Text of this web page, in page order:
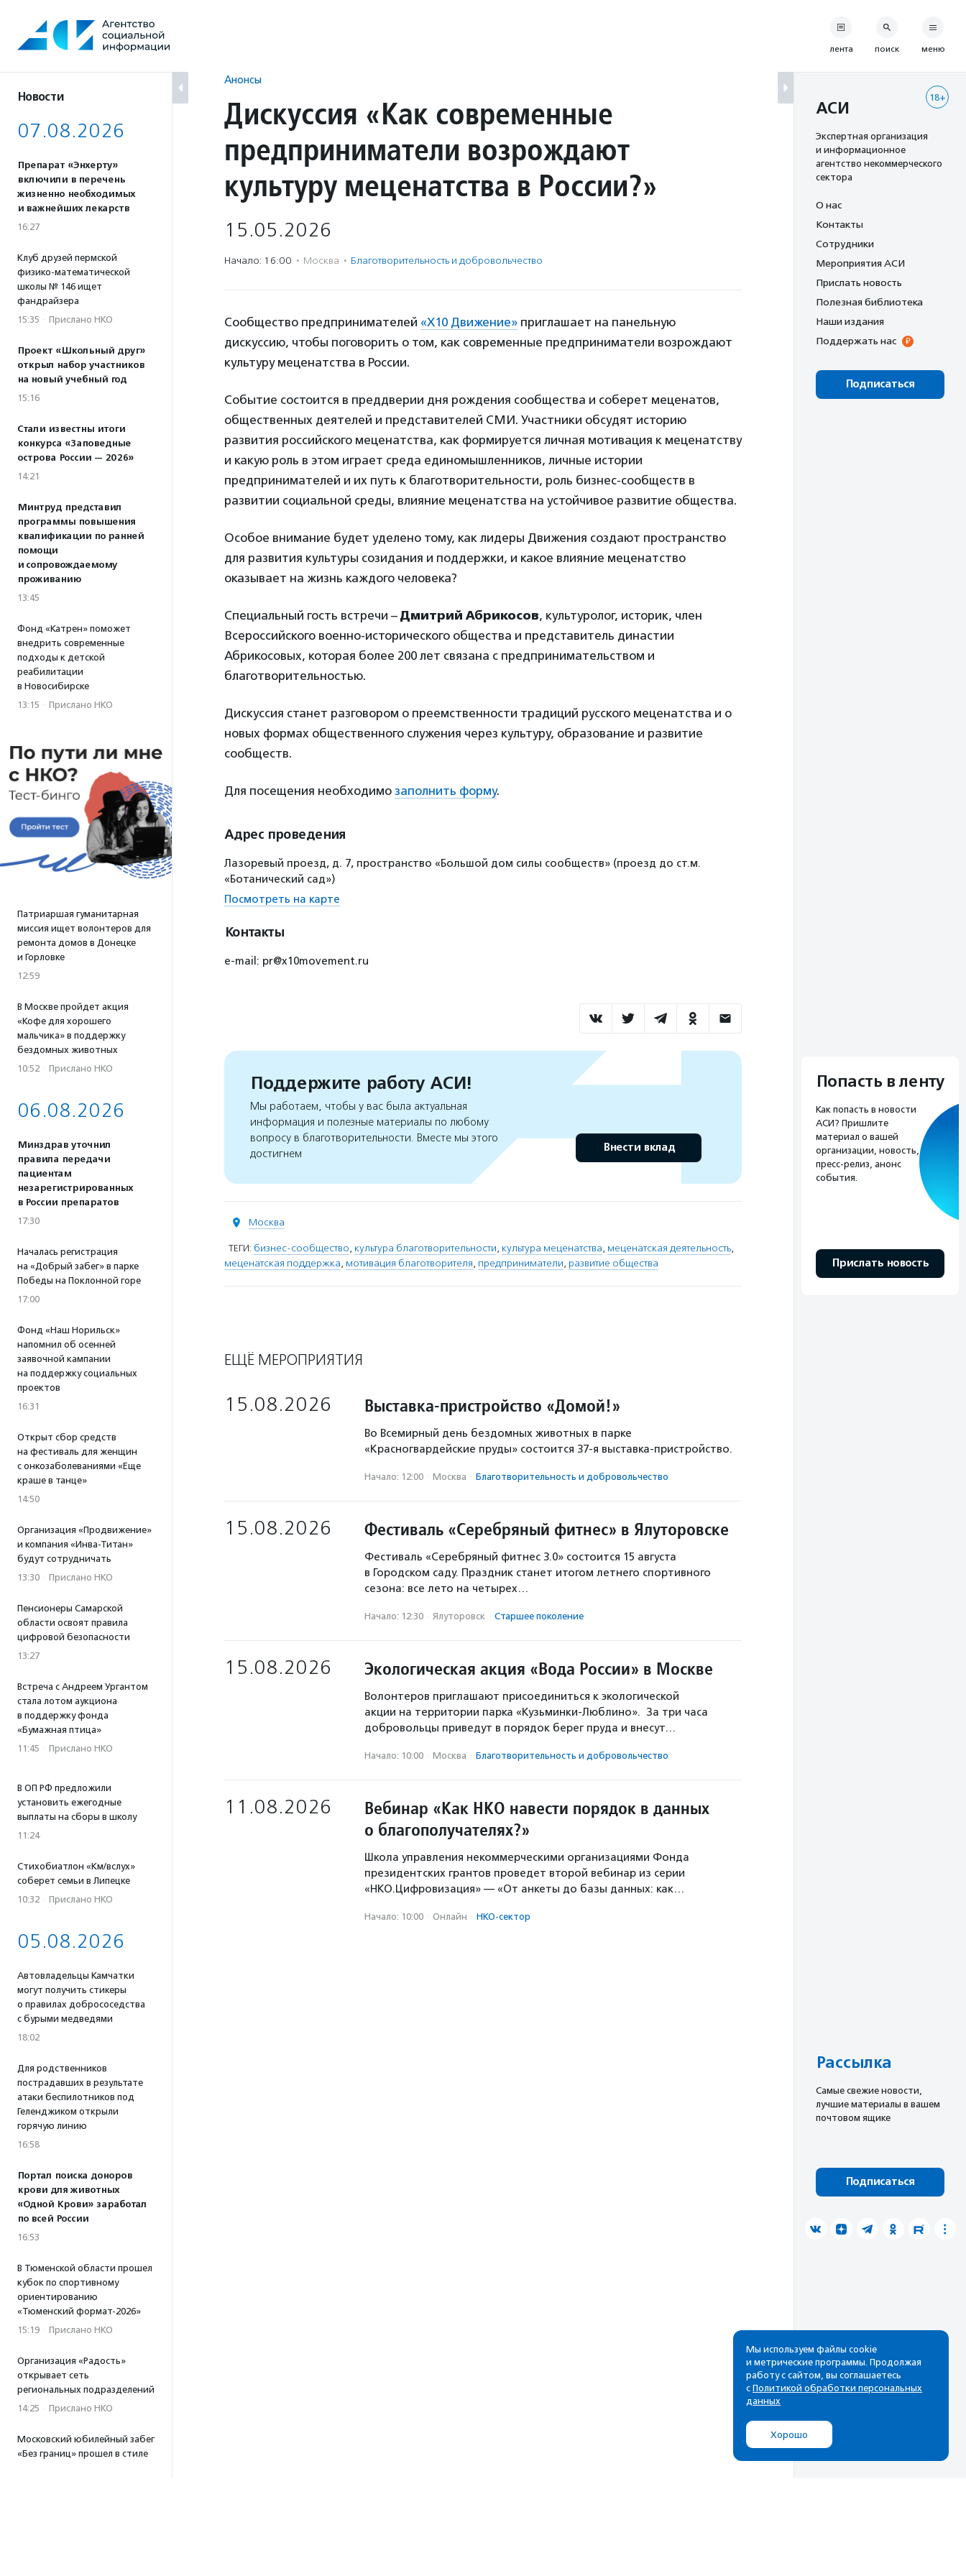
содержанию
Новости
07.08.2026
Препарат «Энхерту»
включили в перечень
жизненно необходимых
и важнейших лекарств
16:27
Клуб друзей пермской
физико-математической
школы № 146 ищет
фандрайзера
15:35 · Прислано НКО
Проект «Школьный друг»
открыл набор участников
на новый учебный год
15:16
Стали известны итоги
конкурса «Заповедные
острова России — 2026»
14:21
Минтруд представил
программы повышения
квалификации по ранней
помощи
и сопровождаемому
проживанию
13:45
Фонд «Катрен» поможет
внедрить современные
подходы к детской
реабилитации
в Новосибирске
13:15 · Прислано НКО
Патриаршая гуманитарная
миссия ищет волонтеров для
ремонта домов в Донецке
и Горловке
12:59
В Москве пройдет акция
«Кофе для хорошего
мальчика» в поддержку
бездомных животных
10:52 · Прислано НКО
06.08.2026
Минздрав уточнил
правила передачи
пациентам
незарегистрированных
в России препаратов
17:30
Началась регистрация
на «Добрый забег» в парке
Победы на Поклонной горе
17:00
Фонд «Наш Норильск»
напомнил об осенней
заявочной кампании
на поддержку социальных
проектов
16:31
Открыт сбор средств
на фестиваль для женщин
с онкозаболеваниями «Еще
краше в танце»
14:50
Организация «Продвижение»
и компания «Инва-Титан»
будут сотрудничать
13:30 · Прислано НКО
Пенсионеры Самарской
области освоят правила
цифровой безопасности
13:27
Встреча с Андреем Ургантом
стала лотом аукциона
в поддержку фонда
«Бумажная птица»
11:45 · Прислано НКО
В ОП РФ предложили
установить ежегодные
выплаты на сборы в школу
11:24
Стихобиатлон «Км/вслух»
соберет семьи в Липецке
10:32 · Прислано НКО
05.08.2026
Автовладельцы Камчатки
могут получить стикеры
о правилах добрососедства
с бурыми медведями
18:02
Для родственников
пострадавших в результате
атаки беспилотников под
Геленджиком открыли
горячую линию
16:58
Портал поиска доноров
крови для животных
«Одной Крови» заработал
по всей России
16:53
В Тюменской области прошел
кубок по спортивному
ориентированию
«Тюменский формат-2026»
15:19 · Прислано НКО
Организация «Радость»
открывает сеть
региональных подразделений
14:25 · Прислано НКО
Московский юбилейный забег
«Без границ» прошел в стиле
Анонсы
Дискуссия «Как современные
предприниматели возрождают
культуру меценатства в России?»
15.05.2026
Начало: 16:00 · Москва · Благотвори­тель­ность и доброволь­чест­во
Сообщество предпринимателей «X10 Движение» приглашает на панельную
дискуссию, чтобы поговорить о том, как современные предприниматели возрождают
культуру меценатства в России.
Событие состоится в преддверии дня рождения сообщества и соберет меценатов,
общественных деятелей и представителей СМИ. Участники обсудят историю
развития российского меценатства, как формируется личная мотивация к меценатству
и какую роль в этом играет среда единомышленников, личные истории
предпринимателей и их путь к благотворительности, роль бизнес-сообществ в
развитии социальной среды, влияние меценатства на устойчивое развитие общества.
Особое внимание будет уделено тому, как лидеры Движения создают пространство
для развития культуры созидания и поддержки, и какое влияние меценатство
оказывает на жизнь каждого человека?
Специальный гость встречи – Дмитрий Абрикосов, культуролог, историк, член
Всероссийского военно-исторического общества и представитель династии
Абрикосовых, которая более 200 лет связана с предпринимательством и
благотворительностью.
Дискуссия станет разговором о преемственности традиций русского меценатства и о
новых формах общественного служения через культуру, образование и развитие
сообществ.
Для посещения необходимо заполнить форму.
Адрес проведения
Лазоревый проезд, д. 7, пространство «Большой дом силы сообществ» (проезд до ст.м.
«Ботанический сад»)
Посмотреть на карте
Контакты
е-mail: pr@x10movement.ru
Поддержите работу АСИ!
Мы работаем, чтобы у вас была актуальная
информация и полезные материалы по любому
вопросу в благотворительности. Вместе мы этого
достигнем
Внести вклад
Москва
ТЕГИ: бизнес-сообщество, культура благотворительности, культура меценатства, меценатская деятельность,
меценатская поддержка, мотивация благотворителя, предприниматели, развитие общества
ЕЩЁ МЕРОПРИЯТИЯ
15.08.2026 Выставка-пристройство «Домой!»
Во Всемирный день бездомных животных в парке
«Красногвардейские пруды» состоится 37-я выставка-пристройство.
Начало: 12:00 · Москва · Благотвори­тель­ность и доброволь­чест­во
15.08.2026 Фестиваль «Серебряный фитнес» в Ялуторовске
Фестиваль «Серебряный фитнес 3.0» состоится 15 августа
в Городском саду. Праздник станет итогом летнего спортивного
сезона: все лето на четырех…
Начало: 12:30 · Ялуторовск · Старшее поколение
15.08.2026 Экологическая акция «Вода России» в Москве
Волонтеров приглашают присоединиться к экологической
акции на территории парка «Кузьминки-Люблино». За три часа
добровольцы приведут в порядок берег пруда и внесут…
Начало: 10:00 · Москва · Благотвори­тель­ность и доброволь­чест­во
11.08.2026
Вебинар «Как НКО навести порядок в данных
о благополучателях?»
Школа управления некоммерческими организациями Фонда
президентских грантов проведет второй вебинар из серии
«НКО.Цифровизация» — «От анкеты до базы данных: как…
Начало: 10:00 · Онлайн · НКО-сектор
лента поиск меню
18+
АСИ
Экспертная организация
и информационное
агентство некоммерческого
сектора
О нас
Контакты
Сотрудники
Мероприятия АСИ
Прислать новость
Полезная библиотека
Наши издания
Поддержать нас
Подписаться
Попасть в ленту
Как попасть в новости
АСИ? Пришлите
материал о вашей
организации, новость,
пресс-релиз, анонс
события.
Прислать новость
Рассылка
Cамые свежие новости,
лучшие материалы в вашем
почтовом ящике
Подписаться
Мы используем файлы cookie
и метрические программы. Продолжая
работу с сайтом, вы соглашаетесь
с Политикой обработки персональных
данных
Хорошо